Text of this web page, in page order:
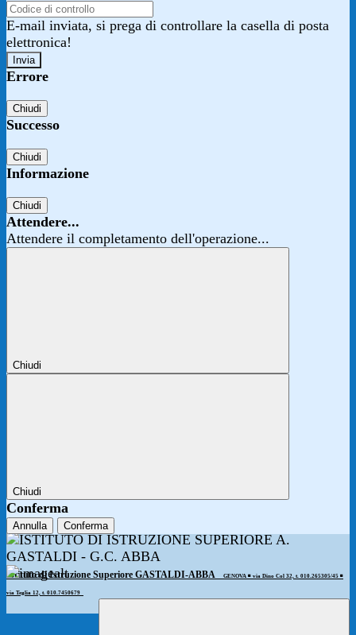
E-mail inviata, si prega di controllare la casella di posta
elettronica!
Errore
Chiudi
Successo
Chiudi
Informazione
Chiudi
Attendere...
Attendere il completamento dell'operazione...
Chiudi
Chiudi
Conferma
Annulla Conferma
Istituto di Istruzione Superiore GASTALDI-ABBA GENOVA ◾️ via Dino Col 32, t. 010.265305/45 ◾️
via Teglia 12, t. 010.7450679